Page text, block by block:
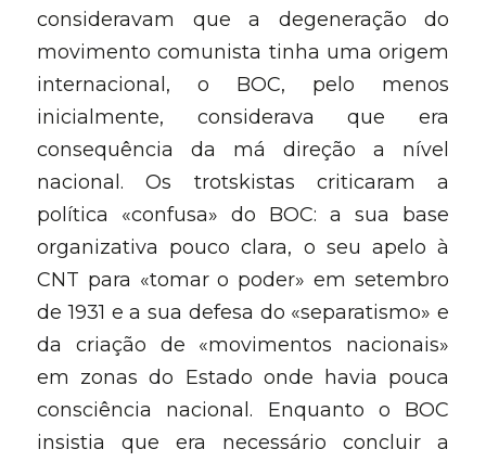
consideravam que a degeneração do
movimento comunista tinha uma origem
internacional, o BOC, pelo menos
inicialmente, considerava que era
consequência da má direção a nível
nacional. Os trotskistas criticaram a
política «confusa» do BOC: a sua base
organizativa pouco clara, o seu apelo à
CNT para «tomar o poder» em setembro
de 1931 e a sua defesa do «separatismo» e
da criação de «movimentos nacionais»
em zonas do Estado onde havia pouca
consciência nacional. Enquanto o BOC
insistia que era necessário concluir a